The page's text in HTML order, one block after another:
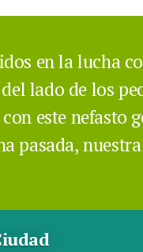
en la lucha
lado de los
este nefasto
pasada,